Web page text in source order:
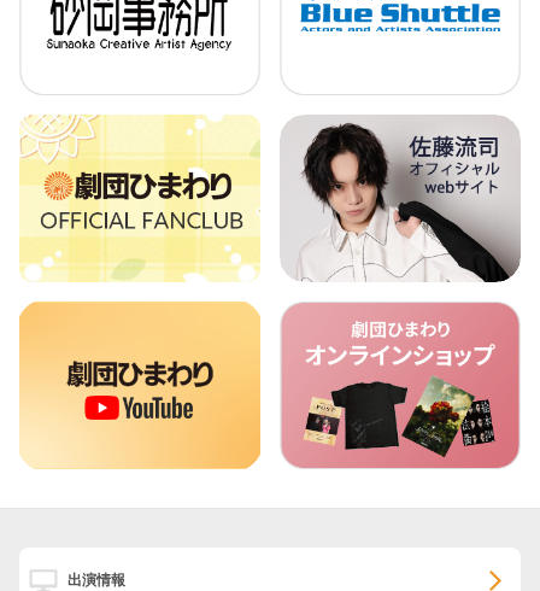
出演情報